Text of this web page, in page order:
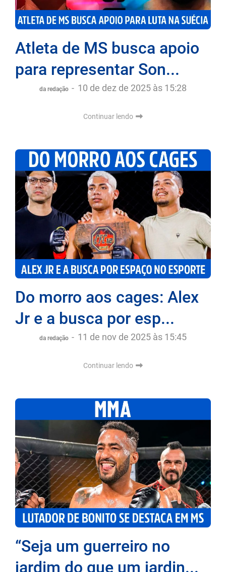
Atleta de MS busca apoio
para representar Son...
da redação - 10 de dez de 2025 às 15:28
Continuar lendo
Do morro aos cages: Alex
Jr e a busca por esp...
da redação - 11 de nov de 2025 às 15:45
Continuar lendo
“Seja um guerreiro no
jardim do que um jardin...